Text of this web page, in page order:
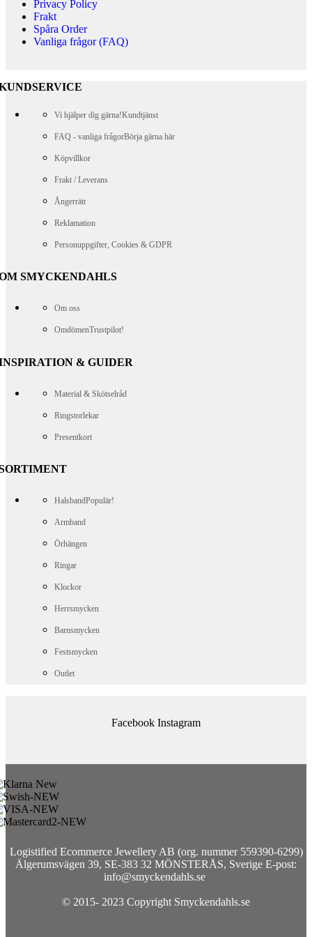
Privacy Policy
Frakt
Spåra Order
Vanliga frågor (FAQ)
Vi hjälper dig gärna!Kundtjänst
FAQ - vanliga frågorBörja gärna här
Köpvillkor
Frakt / Leverans
Ångerrätt
Reklamation
Personuppgifter, Cookies & GDPR
SMYCKENDAHLS
Om oss
OmdömenTrustpilot!
& GUIDER
Material & Skötselråd
Ringstorlekar
Presentkort
HalsbandPopulär!
Armband
Örhängen
Ringar
Klockor
Herrsmycken
Barnsmycken
Festsmycken
Outlet
Facebook Instagram
Logistified Ecommerce Jewellery AB (org. nummer 559390-6299)
Älgerumsvägen 39, SE-383 32 MÖNSTERÅS, Sverige E-post:
info@smyckendahls.se
© 2015- 2023 Copyright Smyckendahls.se